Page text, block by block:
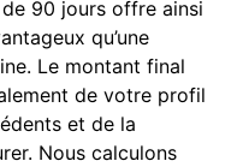
90 jours offre ainsi
qu’une
Le montant final
de votre profil
et de la
Nous calculons